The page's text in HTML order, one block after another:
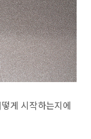
게 시작하는지에